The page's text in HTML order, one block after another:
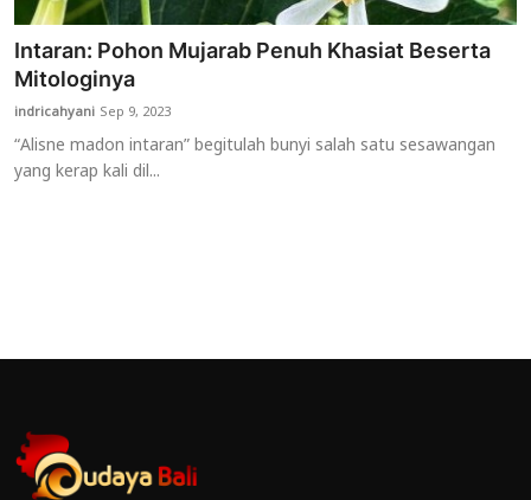
Intaran: Pohon Mujarab Penuh Khasiat Beserta
Mitologinya
indricahyani Sep 9, 2023
“Alisne madon intaran” begitulah bunyi salah satu sesawangan
yang kerap kali dil...